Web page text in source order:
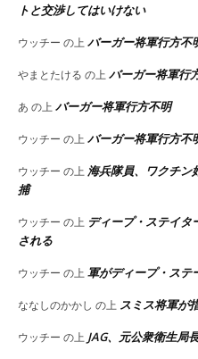
トと交渉してはいけない
ウッチー の上 バーガー将軍行方不
やまとたける の上 バーガー将軍行
あ の上 バーガー将軍行方不明
ウッチー の上 バーガー将軍行方不
ウッチー の上 海兵隊員、ワクチン
捕
ウッチー の上 ディープ・ステイタ
される
ウッチー の上 軍がディープ・ステ
ななしのかかし の上 スミス将軍が
ウッチー の上 JAG、元公衆衛生局